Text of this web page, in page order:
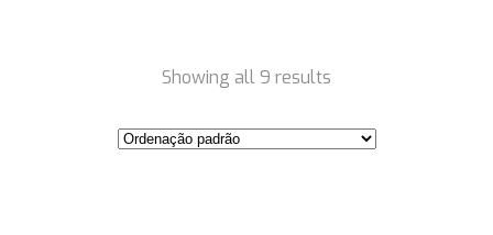
Showing all 9 results